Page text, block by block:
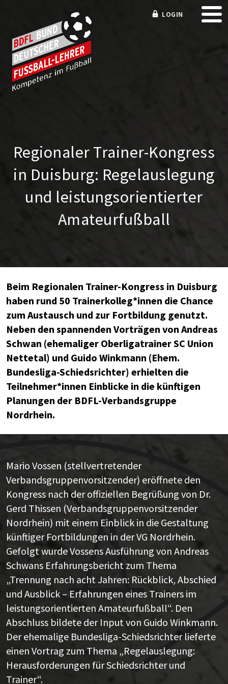
LOGIN
Regionaler Trainer-Kongress
in Duisburg: Regelauslegung
und leistungsorientierter
Amateurfußball
Beim Regionalen Trainer-Kongress in Duisburg
haben rund 50 Trainerkolleg*innen die Chance
zum Austausch und zur Fortbildung genutzt.
Neben den spannenden Vorträgen von Andreas
Schwan (ehemaliger Oberligatrainer SC Union
Nettetal) und Guido Winkmann (Ehem.
Bundesliga-Schiedsrichter) erhielten die
Teilnehmer*innen Einblicke in die künftigen
Planungen der BDFL-Verbandsgruppe
Nordrhein.
Mario Vossen (stellvertretender
Verbandsgruppenvorsitzender) eröffnete den
Kongress nach der offiziellen Begrüßung von Dr.
Gerd Thissen (Verbandsgruppenvorsitzender
Nordrhein) mit einem Einblick in die Gestaltung
künftiger Fortbildungen in der VG Nordrhein.
Gefolgt wurde Vossens Ausführung von Andreas
Schwans Erfahrungsbericht zum Thema
„Trennung nach acht Jahren: Rückblick, Abschied
und Ausblick – Erfahrungen eines Trainers im
leistungsorientierten Amateurfußball“. Den
Abschluss bildete der Input von Guido Winkmann.
Der ehemalige Bundesliga-Schiedsrichter lieferte
einen Vortrag zum Thema „Regelauslegung:
Herausforderungen für Schiedsrichter und
Trainer“.